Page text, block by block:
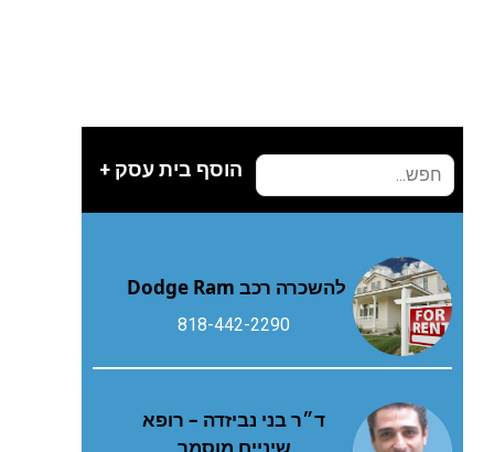
הוסף בית עסק +
להשכרה רכב Dodge Ram
818-442-2290
ד״ר בני נביזדה – רופא
שיניים מוסמך